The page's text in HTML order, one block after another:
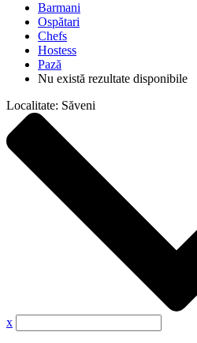
Barmani
Ospătari
Chefs
Hostess
Pază
Nu există rezultate disponibile
Localitate: Săveni
x